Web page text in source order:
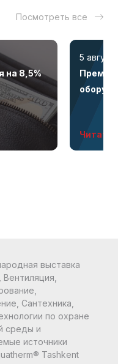
Посмотреть все
на 8,5%
5
Читать
выставка
Сантехника,
по охране
среды и
источники
Tashkent